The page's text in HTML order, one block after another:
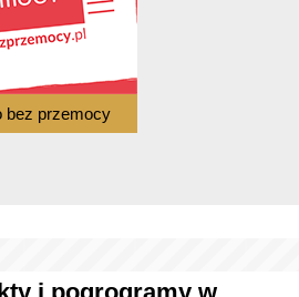
bez przemocy